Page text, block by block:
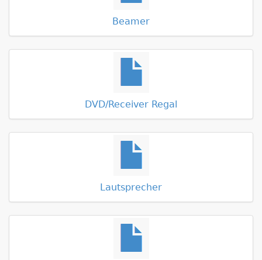
Beamer
DVD/Receiver Regal
Lautsprecher